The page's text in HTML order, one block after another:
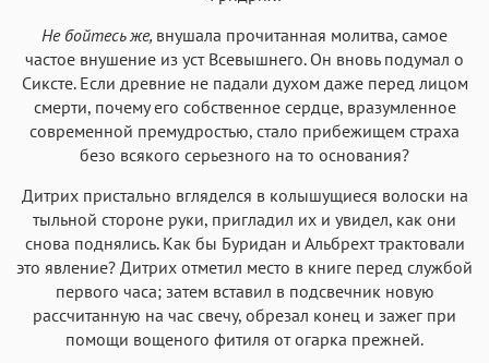
Не бойтесь же, внушала прочитанная молитва, самое
частое внушение из уст Всевышнего. Он вновь подумал о
Сиксте. Если древние не падали духом даже перед лицом
смерти, почему его собственное сердце, вразумленное
современной премудростью, стало прибежищем страха
безо всякого серьезного на то основания?
Дитрих пристально вгляделся в колышущиеся волоски на
тыльной стороне руки, пригладил их и увидел, как они
снова поднялись. Как бы Буридан и Альбрехт трактовали
это явление? Дитрих отметил место в книге перед службой
первого часа; затем вставил в подсвечник новую
рассчитанную на час свечу, обрезал конец и зажег при
помощи вощеного фитиля от огарка прежней.